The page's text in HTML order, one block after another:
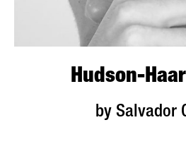
Hudson-
by Salvador